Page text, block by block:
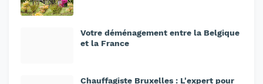
Votre déménagement entre la Belgique
et la France
Chauffagiste Bruxelles : L'expert pour